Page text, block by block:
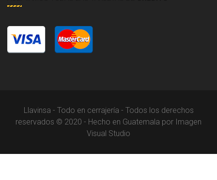
Llavinsa - Todo en cerrajería - Todos los derechos
reservados © 2020 - Hecho en Guatemala por Imagen
Visual Studio